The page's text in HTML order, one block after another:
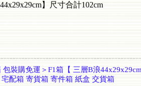
】尺寸合計102cm
包裝購免運＞F1箱【 三層B浪
配箱 寄貨箱 寄件箱 紙盒 交貨箱